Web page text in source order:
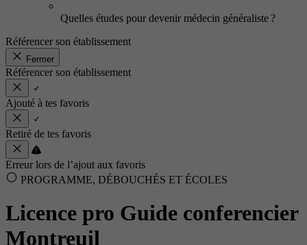
Quelles études pour devenir médecin généraliste ?
Référencer son établissement
Fermer
Référencer son établissement
Ajouté à tes favoris
Retiré de tes favoris
Erreur lors de l’ajout aux favoris
PROGRAMME, DÉBOUCHÉS ET ÉCOLES
Licence pro Guide conferencier
Montreuil